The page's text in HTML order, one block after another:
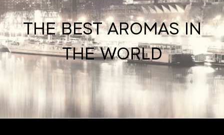
THE BEST AROMAS IN
THE WORLD